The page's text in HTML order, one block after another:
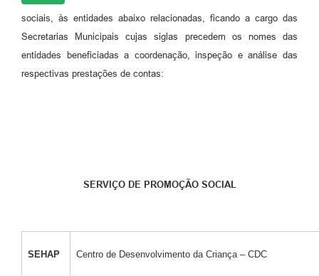
sociais, às entidades abaixo relacionadas, ficando a cargo das
Secretarias Municipais cujas siglas precedem os nomes das
entidades beneficiadas a coordenação, inspeção e análise das
respectivas prestações de contas:
SERVIÇO DE PROMOÇÃO SOCIAL
SEHAP Centro de Desenvolvimento da Criança – CDC